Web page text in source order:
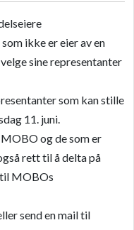
ikke er eier av en
sine representanter
som kan stille
11. juni.
og de som er
rett til å delta på
MOBOs
send en mail til